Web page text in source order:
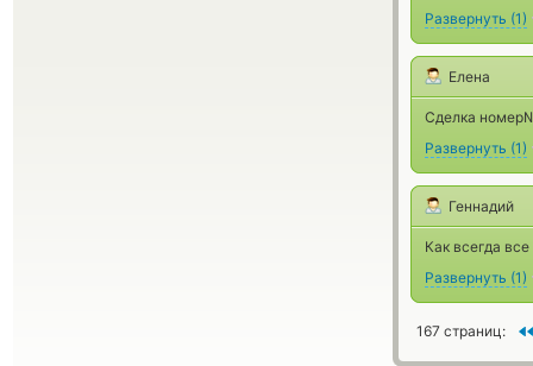
Развернуть (1)
Елена
Сделка
Развернуть (1)
Геннадий
Как всегда
Развернуть (1)
167 страниц: